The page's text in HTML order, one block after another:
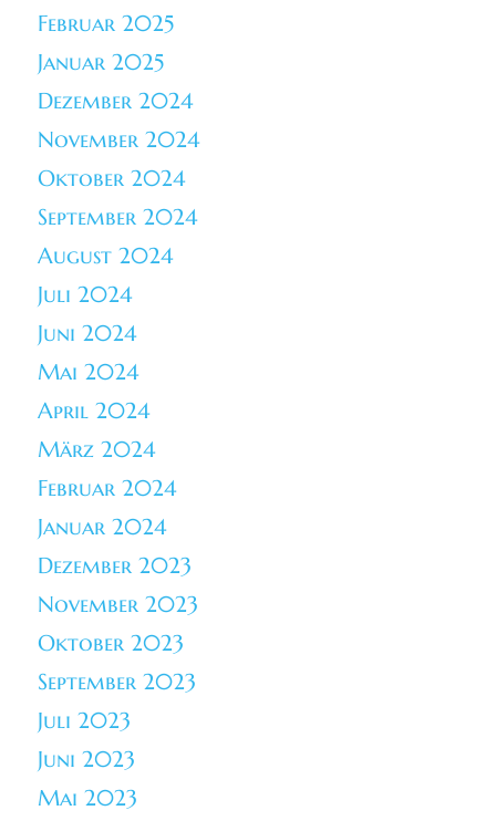
Februar 2025
Januar 2025
Dezember 2024
November 2024
Oktober 2024
September 2024
August 2024
Juli 2024
Juni 2024
Mai 2024
April 2024
März 2024
Februar 2024
Januar 2024
Dezember 2023
November 2023
Oktober 2023
September 2023
Juli 2023
Juni 2023
Mai 2023